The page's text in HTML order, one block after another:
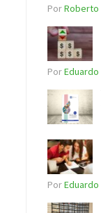
PorRoberto
Por
PorEduardo